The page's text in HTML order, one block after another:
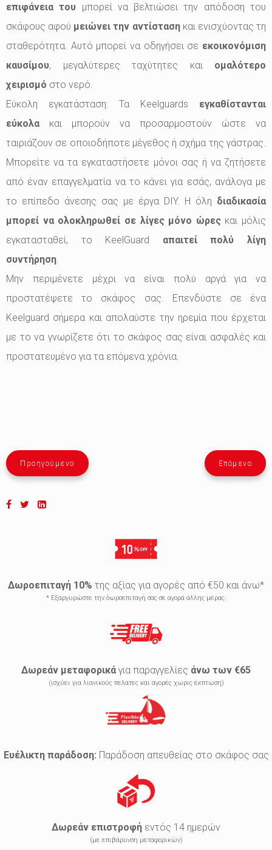
επιφάνεια του μπορεί να βελτιώσει την απόδοση του
σκάφους αφού μειώνει την αντίστασηκαι ενισχύοντας τη
σταθερότητα. Αυτό μπορεί να οδηγήσει σε εκοικονόμιση
καυσίμου, μεγαλύτερες ταχύτητες και ομαλότερο
χειρισμό στο νερό.
Εύκολη εγκατάσταση: Τα Keelguards εγκαθίστανται
εύκολα και μπορούν να προσαρμοστούν ώστε να
ταιριάζουν σε οποιοδήποτε μέγεθος ή σχήμα της γάστρας.
Μπορείτε να τα εγκαταστήσετε μόνοι σας ή να ζητήσετε
από έναν επαγγελματία να το κάνει για εσάς, ανάλογα με
το επίπεδο άνεσης σας με έργα DIY. Η όλη διαδικασία
μπορεί να ολοκληρωθεί σε λίγες μόνο ώρεςκαι μόλις
εγκατασταθεί, το KeelGuard απαιτεί πολύ λίγη
συντήρηση
Μην περιμένετε μέχρι να είναι πολύ αργά για να
προστατέψετε το σκάφος σας. Επενδύστε σε ένα
Keelguard σήμερα και απολαύστε την ηρεμία που έρχεται
με το να γνωρίζετε ότι το σκάφος σας είναι ασφαλές και
προστατευμένο για τα επόμενα χρόνια.
Προηγούμενο Επόμενο
Δωροεπιταγή 10% της αξίας για αγορές από €50 και άνω*
* Εξαργυρώστε την δωροεπιταγή σας σε αγορά άλλης μέρας.
Δωρεάν μεταφορικά για παραγγελίες άνω των €65
(ισχύει για λιανικούς πελατες και αγορές χωρις έκπτωση)
Ευέλικτη παράδοση: Παράδοση απευθείας στο σκάφος σας
Δωρεάν επιστροφή εντός 14 ημερών
(με επιβάρυνση μεταφορικών)